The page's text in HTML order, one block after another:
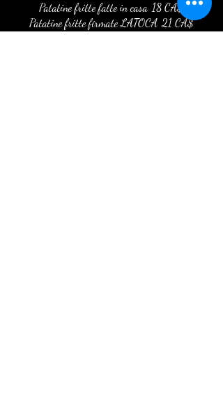
Patatine fritte fatte in casa 18 CA$
Patatine fritte firmate LATOCA 21 CA$